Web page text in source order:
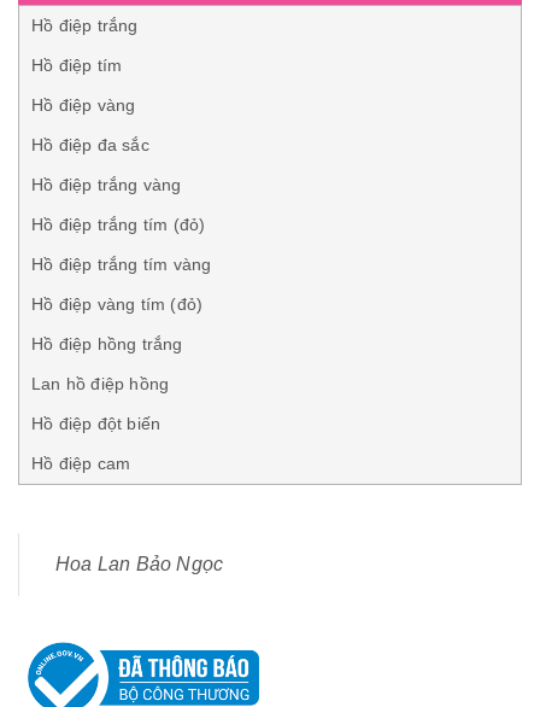
Hồ điệp trắng
Hồ điệp tím
Hồ điệp vàng
Hồ điệp đa sắc
Hồ điệp trắng vàng
Hồ điệp trắng tím (đỏ)
Hồ điệp trắng tím vàng
Hồ điệp vàng tím (đỏ)
Hồ điệp hồng trắng
Lan hồ điệp hồng
Hồ điệp đột biến
Hồ điệp cam
Hoa Lan Bảo Ngọc